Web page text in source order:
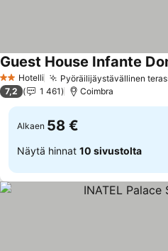
2 Tähtiluokitus
Hotelli Pyöräilijäystävällinen
Guest House Infante
7,2 1 461 Coimbra
Alkaen 58 €
Näytä hinnat 10 sivustolta